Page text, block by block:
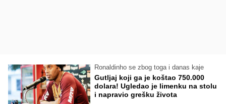
Ronaldinho se zbog toga i danas kaje
Gutljaj koji ga je koštao 750.000
dolara! Ugledao je limenku na stolu
i napravio grešku života